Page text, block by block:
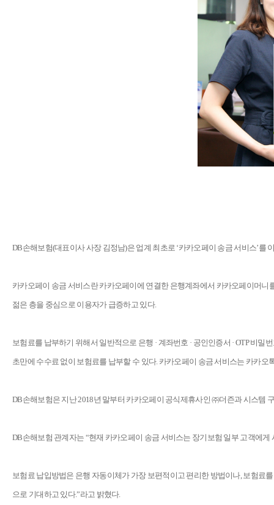
DB손해보험(대표이사 사장 김정남)은 업계 최초로 ‘카카오페이 송금 서비스’를
카카오페이 송금 서비스란 카카오페이에 연결한 은행계좌에서 카카오페이머니
젊은 층을 중심으로 이용자가 급증하고 있다.
보험료를 납부하기 위해서 일반적으로 은행 · 계좌번호 · 공인인증서 · OTP 비
초만에 수수료 없이 보험료를 납부할 수 있다. 카카오페이 송금 서비스는 카카
DB손해보험은 지난 2018년 말부터 카카오페이 공식제휴사인 ㈜더즌과 시스템
DB손해보험 관계자는 “현재 카카오페이 송금 서비스는 장기보험 일부 고객에
보험료 납입방법은 은행 자동이체가 가장 보편적이고 편리한 방법이나, 보험료
으로 기대하고 있다.”라고 밝혔다.